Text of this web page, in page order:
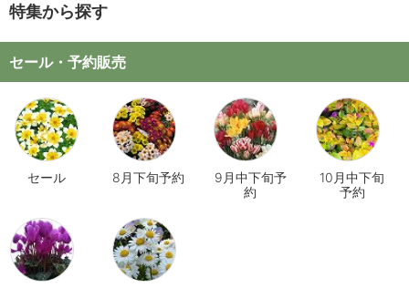
特集から探す
セール・予約販売
セール 8月下旬予約
9月中下旬予
約
10月中下旬
予約